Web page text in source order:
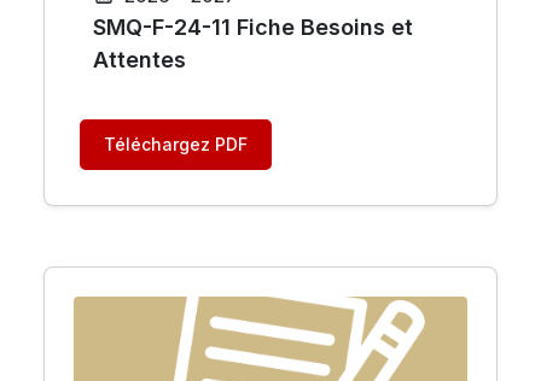
SMQ-F-24-11 Fiche Besoins et
Attentes
Téléchargez PDF